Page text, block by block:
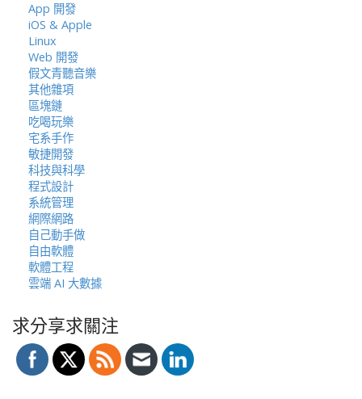
App 開發
iOS & Apple
Linux
Web 開發
假文青聽音樂
其他雜項
區塊鏈
吃喝玩樂
宅系手作
敏捷開發
科技與科學
程式設計
系統管理
網際網路
自己動手做
自由軟體
軟體工程
雲端 AI 大數據
求分享求關注